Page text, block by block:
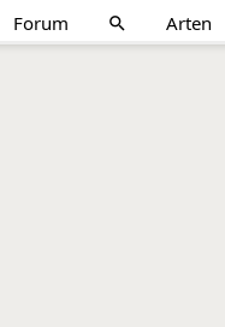
Forum search Arten